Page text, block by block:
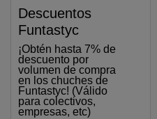
Descuentos
Funtastyc
¡Obtén hasta 7% de
descuento por
volumen de compra
en los chuches de
Funtastyc! (Válido
para colectivos,
empresas, etc)